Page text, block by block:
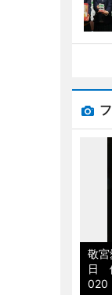
敬
日
020